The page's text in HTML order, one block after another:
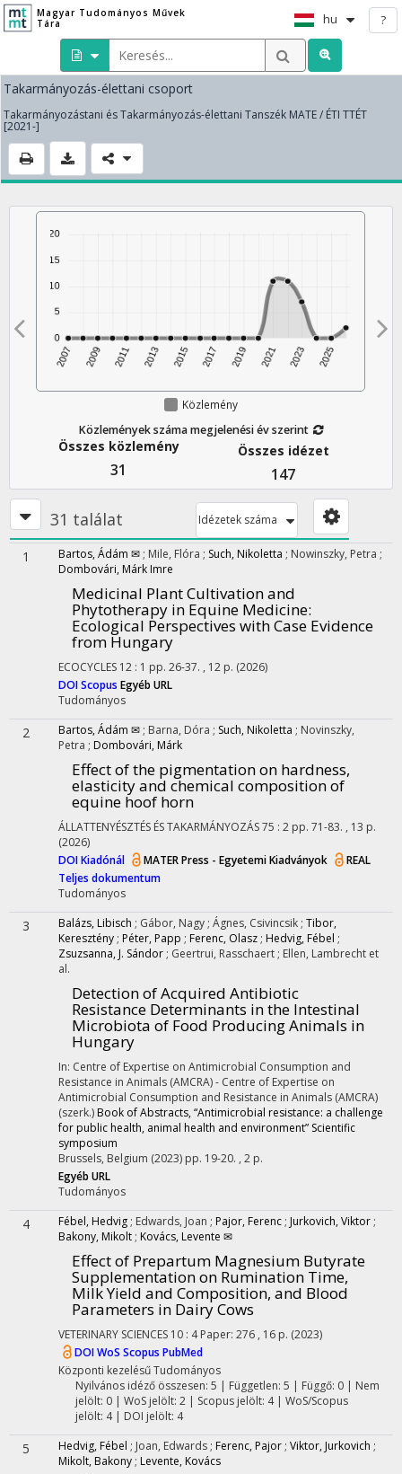
Magyar Tudományos Művek
Tára
hu ?
Takarmányozás-élettani csoport
Takarmányozástani és Takarmányozás-élettani Tanszék MATE / ÉTI TTÉT
[2021-]
Közlemény
Közlemények száma megjelenési év szerint
Összes közlemény
31
Összes idézet
147
31 találat Idézetek száma
1 Bartos, Ádám ✉ ; Mile, Flóra ; Such, Nikoletta ; Nowinszky, Petra ;
Dombovári, Márk Imre
Medicinal Plant Cultivation and
Phytotherapy in Equine Medicine:
Ecological Perspectives with Case Evidence
from Hungary
ECOCYCLES 12 : 1 pp. 26-37. , 12 p. (2026)
DOIScopus Egyéb URL
Tudományos
2 Bartos, Ádám ✉ ; Barna, Dóra ; Such, Nikoletta ; Novinszky,
Petra ; Dombovári, Márk
Effect of the pigmentation on hardness,
elasticity and chemical composition of
equine hoof horn
ÁLLATTENYÉSZTÉS ÉS TAKARMÁNYOZÁS75 : 2 pp. 71-83. , 13 p.
(2026)
DOIKiadónál MATER Press - Egyetemi Kiadványok
REAL
Teljes dokumentum
Tudományos
3 Balázs, Libisch ; Gábor, Nagy ; Ágnes, Csivincsik ; Tibor,
Keresztény ; Péter, Papp ; Ferenc, Olasz ; Hedvig, Fébel ;
Zsuzsanna, J. Sándor ; Geertrui, Rasschaert ; Ellen, Lambrecht et
al.
Detection of Acquired Antibiotic
Resistance Determinants in the Intestinal
Microbiota of Food Producing Animals in
Hungary
In: Centre of Expertise on Antimicrobial Consumption and
Resistance in Animals (AMCRA) - Centre of Expertise on
Antimicrobial Consumption and Resistance in Animals (AMCRA)
(szerk.) Book of Abstracts, “Antimicrobial resistance: a challenge
for public health, animal health and environment” Scientific
symposium
Brussels, Belgium (2023) pp. 19-20. , 2 p.
Egyéb URL
Tudományos
4 Fébel, Hedvig ; Edwards, Joan ; Pajor, Ferenc ; Jurkovich, Viktor ;
Bakony, Mikolt ; Kovács, Levente ✉
Effect of Prepartum Magnesium Butyrate
Supplementation on Rumination Time,
Milk Yield and Composition, and Blood
Parameters in Dairy Cows
VETERINARY SCIENCES 10 : 4 Paper: 276 , 16 p. (2023)
DOIWoS Scopus PubMed
Központi kezelésűTudományos
Nyilvános idéző összesen: 5 | Független: 5 | Függő: 0 | Nem
jelölt: 0 | WoS jelölt: 2 | Scopus jelölt: 4 | WoS/Scopus
jelölt: 4 | DOI jelölt: 4
5 Hedvig, Fébel ; Joan, Edwards ; Ferenc, Pajor ; Viktor, Jurkovich ;
Mikolt, Bakony ; Levente, Kovács